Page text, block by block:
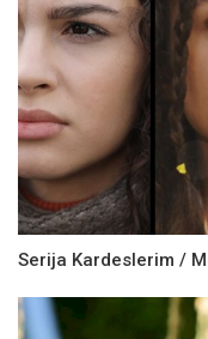
Serija Kardeslerim /